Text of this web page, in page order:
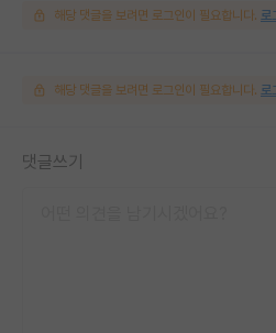
해당 댓글을 보려면 로그인이 필요합니다. 로
해당 댓글을 보려면 로그인이 필요합니다. 로
댓글쓰기